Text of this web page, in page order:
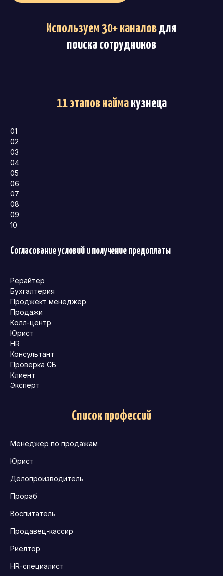
Используем 30+ каналовдля
поиска сотрудников
11 этапов наймакузнеца
01
02
03
04
05
06
07
08
09
10
Согласование условий и получение предоплаты
Рерайтер
Бухгалтерия
Проджект менеджер
Продажи
Колл-центр
Юрист
HR
Консультант
Проверка СБ
Клиент
Эксперт
Список профессий
Менеджер по продажам
Юрист
Делопроизводитель
Прораб
Воспитатель
Продавец-кассир
Риелтор
HR-специалист